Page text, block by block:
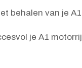
behalen van je
je A1